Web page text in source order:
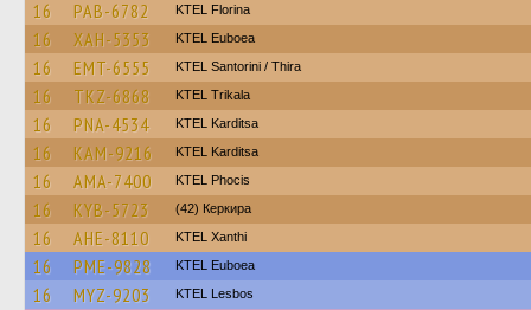
16 PAB-6782 KTEL Florina
16 XAH-5353 ΚΤΕL Euboea
16 EMT-6555 KTEL Santorini / Thira
16 TKZ-6868 ΚΤΕL Τrikala
16 PNA-4534 ΚΤΕL Karditsa
16 KAM-9216 ΚΤΕL Karditsa
16 AMA-7400 ΚΤΕL Phocis
16 KYB-5723 (42) Керкира
16 AHE-8110 KTEL Xanthi
16 PME-9828 ΚΤΕL Euboea
16 MYZ-9203 KTEL Lesbos